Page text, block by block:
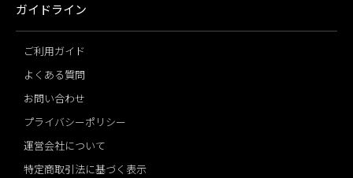
ガイドライン
ご利用ガイド
よくある質問
お問い合わせ
プライバシーポリシー
運営会社について
特定商取引法に基づく表示